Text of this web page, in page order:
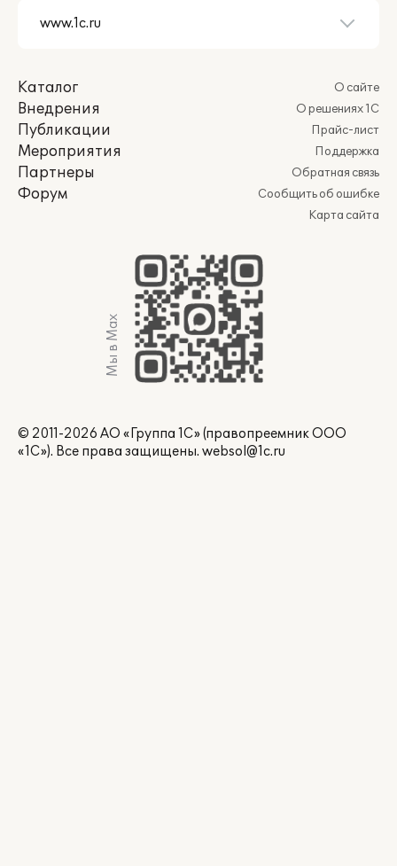
Каталог
Внедрения
Публикации
Мероприятия
Партнеры
Форум
О сайте
О решениях 1С
Прайс-лист
Поддержка
Обратная связь
Сообщить об ошибке
Карта сайта
Мы в Max
© 2011-2026 АО «Группа 1С» (правопреемник ООО
«1С»). Все права защищены. websol@1c.ru